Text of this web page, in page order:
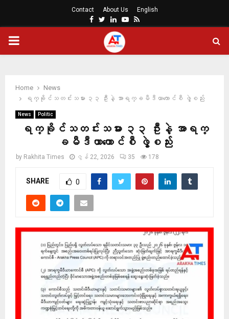
Contact About Us English
Facebook
Twitter
LinkedinYoutube
Rss
PRIMARY
Home
News
ရက္ခိုင်သတင်းသမား ၃၃ ဦးနဲ့ အာရက္ခမီဒီယာကောင်စီ ဖွဲ့စည်း
News Politic
ရက္ခိုင်သတင်းသမား ၃၃ ဦးနဲ့ အာရက္
ခမီဒီယာကောင်စီ ဖွဲ့စည်း
by Rakhita Times ဇွန် 22, 2026 35 178
SHARE 0